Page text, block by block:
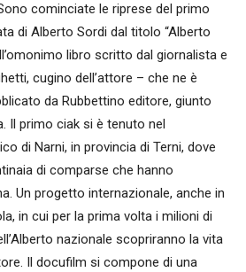
cominciate le riprese del primo
di Alberto Sordi dal titolo “Alberto
libro scritto dal giornalista e
cugino dell’attore – che ne è
da Rubbettino editore, giunto
Il primo ciak si è tenuto nel
di Narni, in provincia di Terni, dove
di comparse che hanno
Un progetto internazionale, anche in
in cui per la prima volta i milioni di
nazionale scopriranno la vita
Il docufilm si compone di una